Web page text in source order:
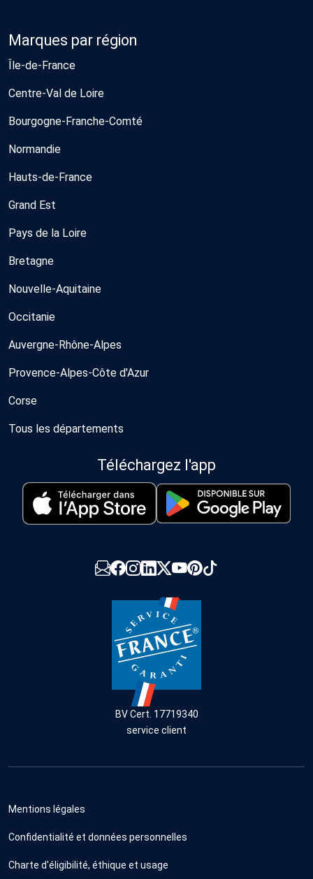
Marques par région
Île-de-France
Centre-Val de Loire
Bourgogne-Franche-Comté
Normandie
Hauts-de-France
Grand Est
Pays de la Loire
Bretagne
Nouvelle-Aquitaine
Occitanie
Auvergne-Rhône-Alpes
Provence-Alpes-Côte d'Azur
Corse
Tous les départements
Téléchargez l'app
BV Cert. 17719340
service client
Mentions légales
Confidentialité et données personnelles
Charte d'éligibilité, éthique et usage